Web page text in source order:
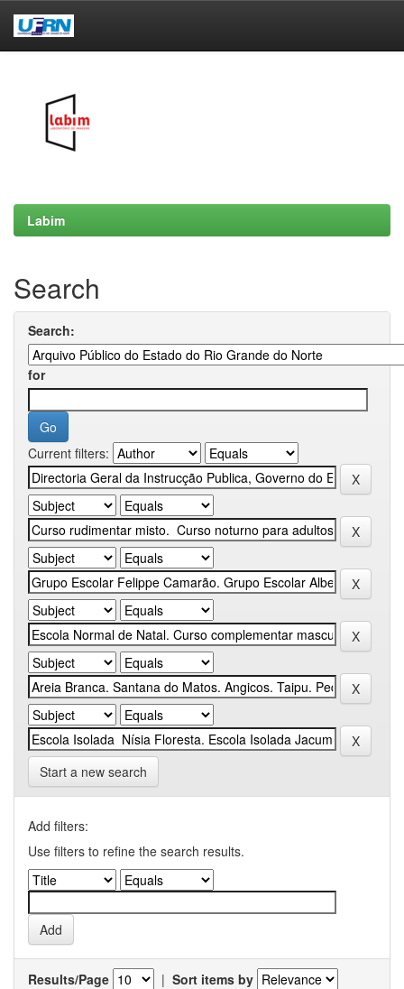
Labim
Search
Search:
for
Current filters:
Start a new search
Add filters:
Use filters to refine the search results.
Results/Page | Sort items by